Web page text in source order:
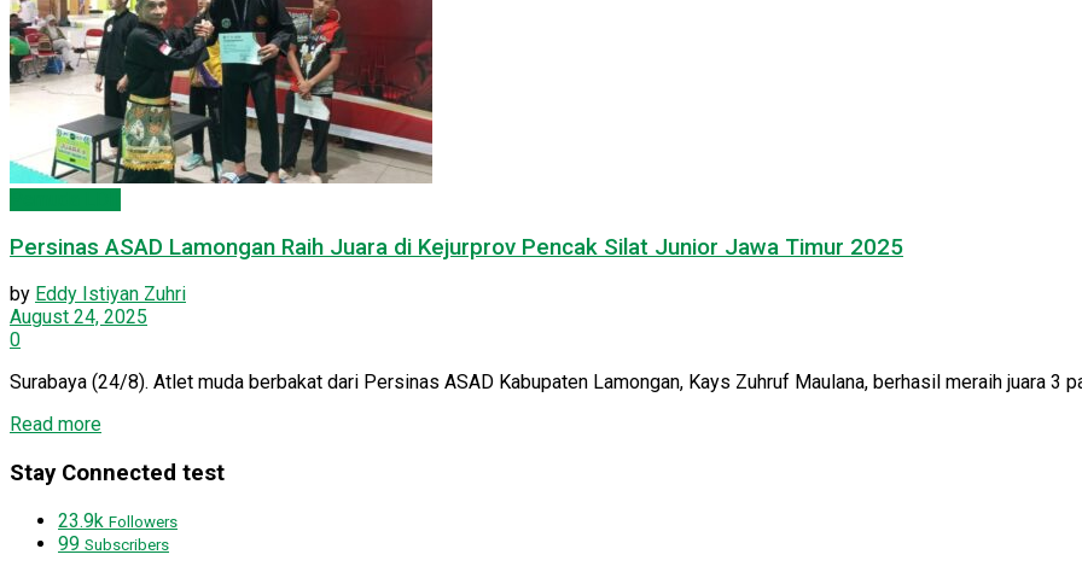
Persinas ASAD Lamongan Raih Juara di Kejurprov Pencak Silat Junior Jawa Timur 2025
by Eddy Istiyan Zuhri
August 24, 2025
0
Surabaya (24/8). Atlet muda berbakat dari Persinas ASAD Kabupaten Lamongan, Kays Zuhruf Maulana, berhasil meraih juara 3
Read more
Stay Connected test
23.9k Followers
99 Subscribers